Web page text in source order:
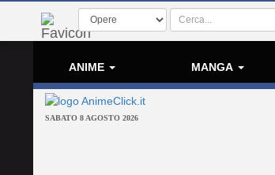
ANIME MANGA
SABATO 8 AGOSTO 2026